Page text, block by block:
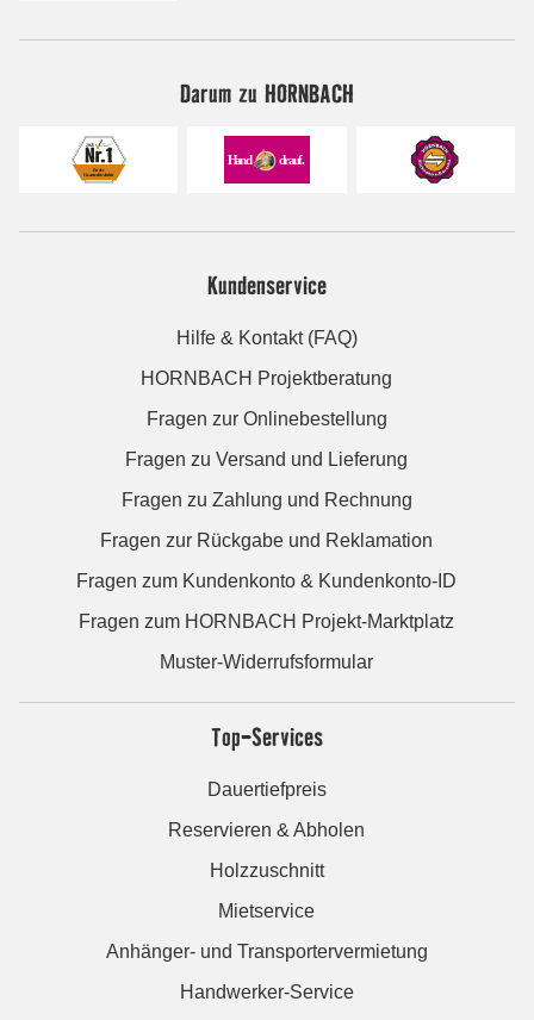
Darum zu HORNBACH
Kundenservice
Hilfe & Kontakt (FAQ)
HORNBACH Projektberatung
Fragen zur Onlinebestellung
Fragen zu Versand und Lieferung
Fragen zu Zahlung und Rechnung
Fragen zur Rückgabe und Reklamation
Fragen zum Kundenkonto & Kundenkonto-ID
Fragen zum HORNBACH Projekt-Marktplatz
Muster-Widerrufsformular
Top-Services
Dauertiefpreis
Reservieren & Abholen
Holzzuschnitt
Mietservice
Anhänger- und Transportervermietung
Handwerker-Service